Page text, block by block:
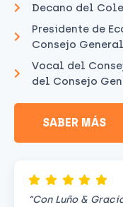
Decano del
Presidente de
Consejo
Vocal del
del Consejo
SABER MÁS
“Con Luño &